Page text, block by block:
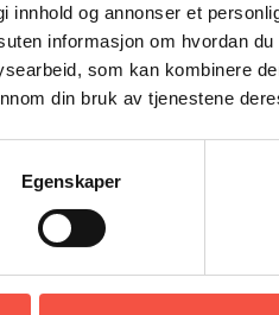
innhold og annonser et
informasjon om hvordan
som kan kombinere
din bruk av tjenestene
Egenskaper
ha nok brensel til enhver tid
alle spekktankene for kull,
var folkene i arbeid hele dagen,
isen slakket et øyeblikk, kunne
i maskinen, og når de så var
plass. I midten av februar da
redere og Ishavspionerer, som
til rederne våre og sa at det var
i ishavet! Det ville opplagt bli